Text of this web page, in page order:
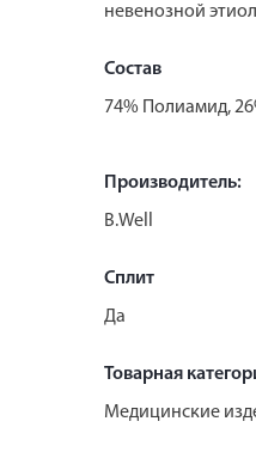
невенозной
Состав
74% Полиамид,
Производитель:
B.Well
Сплит
Да
Товарная
Медицинские